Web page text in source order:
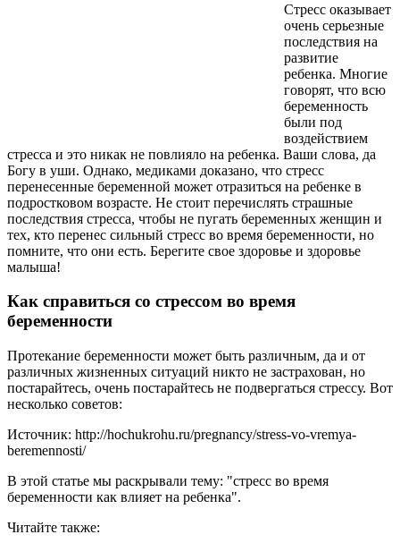
Стресс оказывает
очень серьезные
последствия на
развитие
ребенка. Многие
говорят, что всю
беременность
были под
воздействием
стресса и это никак не повлияло на ребенка. Ваши слова, да
Богу в уши. Однако, медиками доказано, что стресс
перенесенные беременной может отразиться на ребенке в
подростковом возрасте. Не стоит перечислять страшные
последствия стресса, чтобы не пугать беременных женщин и
тех, кто перенес сильный стресс во время беременности, но
помните, что они есть. Берегите свое здоровье и здоровье
малыша!
Как справиться со стрессом во время
беременности
Протекание беременности может быть различным, да и от
различных жизненных ситуаций никто не застрахован, но
постарайтесь, очень постарайтесь не подвергаться стрессу. Вот
несколько советов:
Источник: http://hochukrohu.ru/pregnancy/stress-vo-vremya-
beremennosti/
В этой статье мы раскрывали тему: "стресс во время
беременности как влияет на ребенка".
Читайте также: